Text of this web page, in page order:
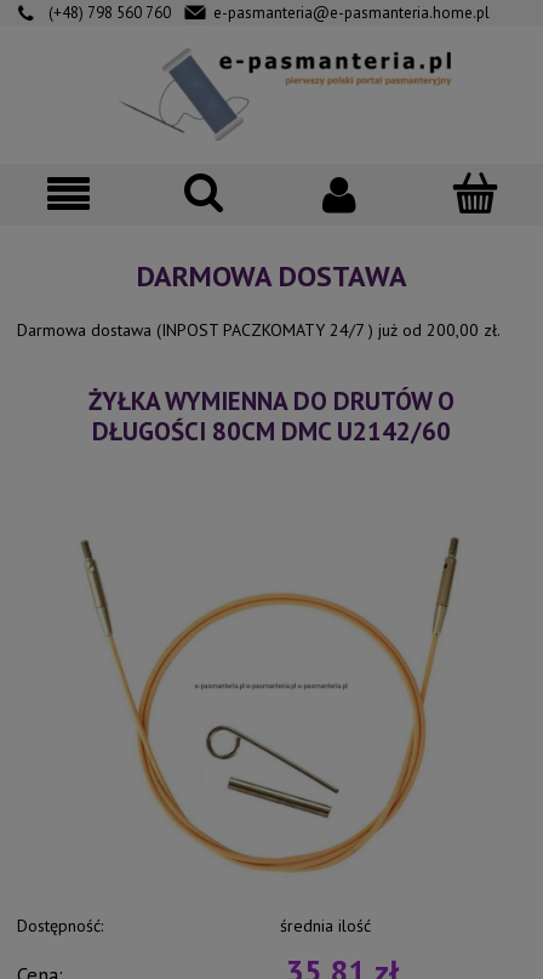
(+48) 798 560 760 e-pasmanteria@e-pasmanteria.home.pl
DARMOWA DOSTAWA
Darmowa dostawa (INPOST PACZKOMATY 24/7 ) już od 200,00 zł.
ŻYŁKA WYMIENNA DO DRUTÓW O
DŁUGOŚCI 80CM DMC U2142/60
Dostępność: średnia ilość
35,81 zł